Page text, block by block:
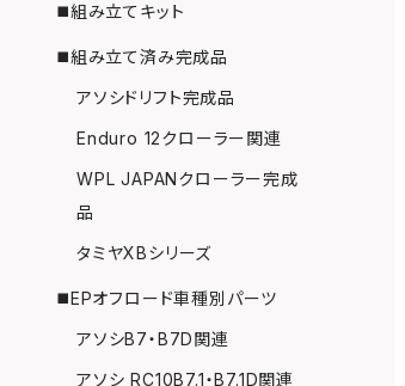
◼️組み立てキット
◼️組み立て済み完成品
アソシドリフト完成品
Enduro 12クローラー関連
WPL JAPANクローラー完成
品
タミヤXBシリーズ
◼️EPオフロード車種別パーツ
アソシB7・B7D関連
アソシ RC10B7.1・B7.1D関連